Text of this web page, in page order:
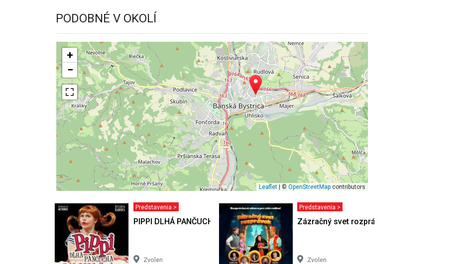
PODOBNÉ V OKOLÍ
+
−
Leaflet | ©OpenStreetMapcontributors
Predstavenia >
PIPPI DLHÁ PANČUCHA - Zvolen
Zvolen
Predstavenia >
Zázračný svet rozprávok
Zvolen